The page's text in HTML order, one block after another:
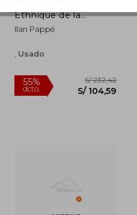
55%
dcto.
S/
S/
Ethnique de la
Palestine (en Francés)
Ilan Pappé
Usado